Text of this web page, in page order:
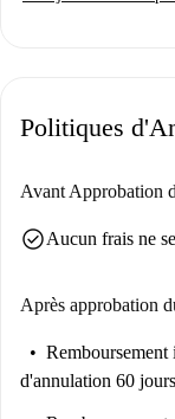
Politiques
Avant Approbation
check_circleAucun frais ne
Après approbation
d'annulation 60